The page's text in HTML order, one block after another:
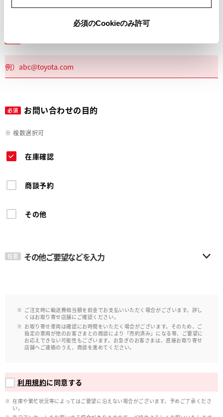
必須のCookieのみ許可
必須 お問い合わせの目的
※ 複数選択可
在庫確認
商談予約
その他
任意 その他ご要望などを入力
ご注文時に輸送費相当額を前金でお支払いいただく場合がございます。詳し
くはお取り寄せ店舗にご確認ください。
お取り寄せ車両は確認にお時間をいただく場合がございます。そのため、ご
指定の車両が他のお客さまとの商談により「売約済み」になる等、ご要望に
お応えできない可能性もございます。お急ぎのお客さまは、直接お取り寄せ
店舗へご連絡のうえ、商談を進めてください。
利用規約に同意する
在庫や繁忙状況等によってはご要望に沿えない場合がございます。予めご了承くださ
い。